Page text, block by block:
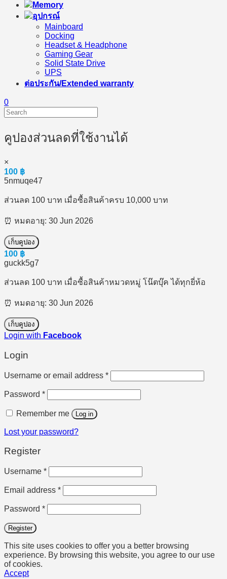
Memory
อุปกรณ์
Mainboard
Docking
Headset & Headphone
Gaming Gear
Solid State Drive
UPS
ต่อประกัน/Extended warranty
0
คูปองส่วนลดที่ใช้งานได้
×
100 ฿
5nmuqe47
ส่วนลด 100 บาท เมื่อซื้อสินค้าครบ 10,000 บาท
⏰ หมดอายุ: 30 Jun 2026
เก็บคูปอง
100 ฿
guckk5g7
ส่วนลด 100 บาท เมื่อซื้อสินค้าหมวดหมู่ โน๊ตบุ๊ค ได้ทุกยี่ห้อ
⏰ หมดอายุ: 30 Jun 2026
เก็บคูปอง
Login with Facebook
Login
Username or email address *Required
Password *Required
Remember me Log in
Lost your password?
Register
Username *Required
Email address *Required
Password *Required
Register
This site uses cookies to offer you a better browsing
experience. By browsing this website, you agree to our use
of cookies.
Accept